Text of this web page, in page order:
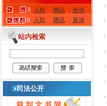
人民 腾讯
新浪
人民
腾讯 新浪
站内检索
司法公开
·
·
·
·
·
·
·